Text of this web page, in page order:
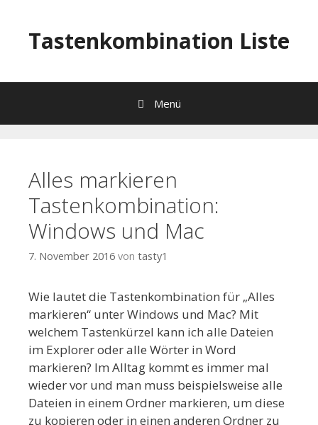
Tastenkombination Liste
Menü
Alles markieren
Tastenkombination:
Windows und Mac
7. November 2016 von tasty1
Wie lautet die Tastenkombination für „Alles
markieren“ unter Windows und Mac? Mit
welchem Tastenkürzel kann ich alle Dateien
im Explorer oder alle Wörter in Word
markieren? Im Alltag kommt es immer mal
wieder vor und man muss beispielsweise alle
Dateien in einem Ordner markieren, um diese
zu kopieren oder in einen anderen Ordner zu